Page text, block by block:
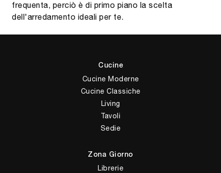
frequenta, perciò è di primo piano la scelta
dell'arredamento ideali per te.
Cucine
Cucine Moderne
Cucine Classiche
Living
Tavoli
Sedie
Zona Giorno
Librerie